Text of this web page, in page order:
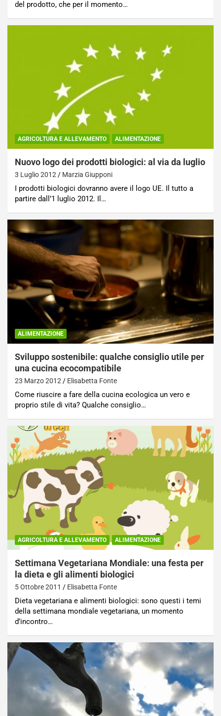
del prodotto, che per il momento…
AGRICOLTURA E ALLEVAMENTO ALIMENTAZIONE
Nuovo logo dei prodotti biologici: al via da luglio
3 Luglio 2012 Marzia Giupponi
I prodotti biologici dovranno avere il logo UE. Il tutto a
partire dall’1 luglio 2012. Il…
ALIMENTAZIONE
Sviluppo sostenibile: qualche consiglio utile per
una cucina ecocompatibile
23 Marzo 2012 Elisabetta Fonte
Come riuscire a fare della cucina ecologica un vero e
proprio stile di vita? Qualche consiglio…
AGRICOLTURA E ALLEVAMENTO ALIMENTAZIONE
Settimana Vegetariana Mondiale: una festa per
la dieta e gli alimenti biologici
5 Ottobre 2011 Elisabetta Fonte
Dieta vegetariana e alimenti biologici: sono questi i temi
della settimana mondiale vegetariana, un momento
d’incontro…